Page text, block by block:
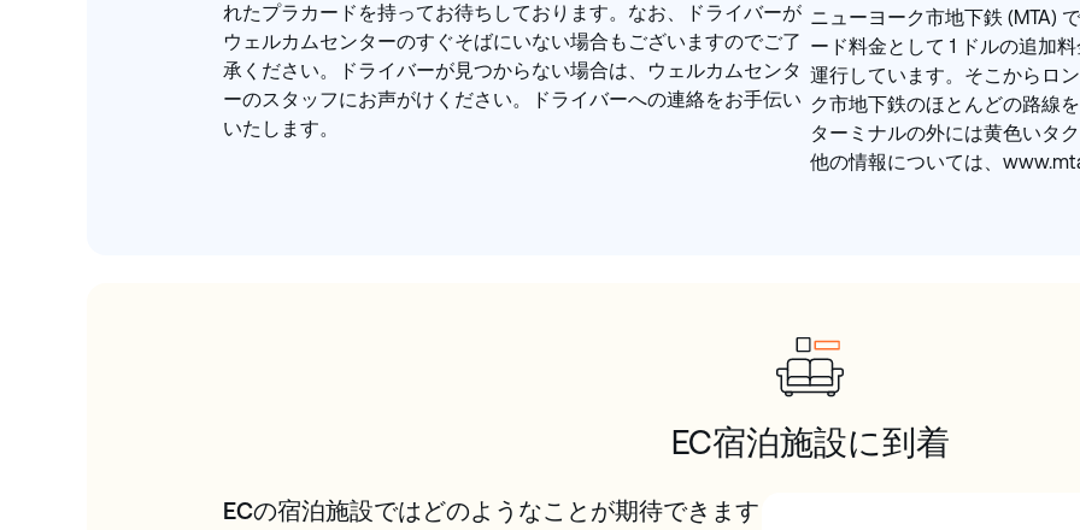
れたプラカードを持ってお待ちしております。なお、ドライバーが
ウェルカムセンターのすぐそばにいない場合もございますのでご了
承ください。ドライバーが見つからない場合は、ウェルカムセンタ
ーのスタッフにお声がけください。ドライバーへの連絡をお手伝い
いたします。
ニューヨーク市地下鉄 (MTA)
ード料金として 1 ドルの追加
運行しています。そこからロ
ク市地下鉄のほとんどの路線
ターミナルの外には黄色いタ
他の情報については、
EC宿泊施設に到着
ECの宿泊施設ではどのようなことが期待できます